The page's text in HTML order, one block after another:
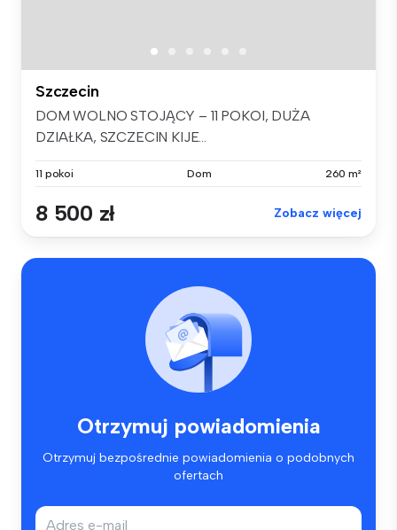
Szczecin
DOM WOLNO STOJĄCY – 11 POKOI, DUŻA
DZIAŁKA, SZCZECIN KIJE...
11 pokoi Dom 260 m²
8 500 zł Zobacz więcej
Otrzymuj powiadomienia
Otrzymuj bezpośrednie powiadomienia o podobnych
ofertach